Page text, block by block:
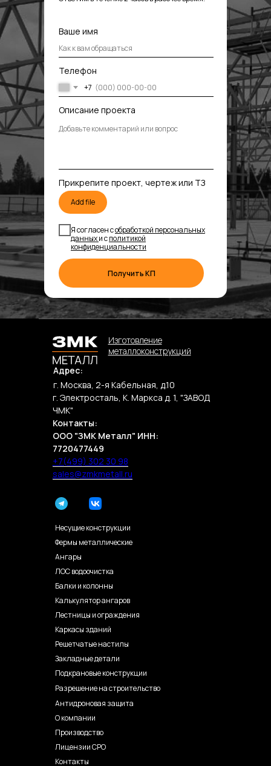
Ваше имя
Телефон
+7
Описание проекта
Прикрепите проект, чертеж или ТЗ
Add file
Я согласен собработкой персональных
данныхи сполитикой
конфиденциальности
Получить КП
Несущие конструкции
Фермы металлические
Ангары
ЛОС водоочистка
Балки и колонны
Калькулятор ангаров
Лестницы и ограждения
Каркасы зданий
Решетчатые настилы
Закладные детали
Подкрановые конструкции
Разрешение на строительство
Антидроновая защита
О компании
Производство
Лицензии СРО
Контакты
Изготовление
металлоконструкций
Адрес:
г. Москва, 2-я Кабельная, д.10
г. Электросталь, К. Маркса д. 1, "ЗАВОД
ЧМК"
Контакты:
ООО "ЗМК Металл" ИНН:
7720477449
+7(499) 302 30 98
sales@zmkmetall.ru